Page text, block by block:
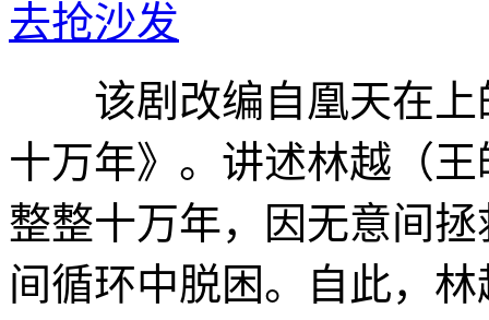
去抢沙发
该剧改编自凰天在上
十万年》。讲述林越（
整整十万年，因无意间
间循环中脱困。自此，